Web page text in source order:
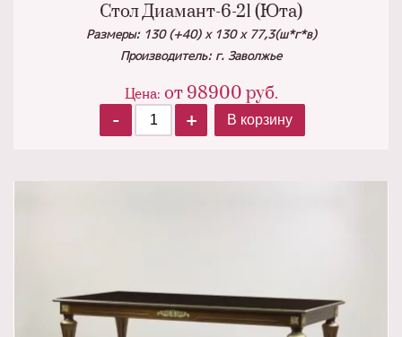
Стол Диамант-6-21 (Юта)
Размеры: 130 (+40) х 130 х 77,3(ш*г*в)
Производитель: г. Заволжье
Цена: от 98900 руб.
-
+ В корзину